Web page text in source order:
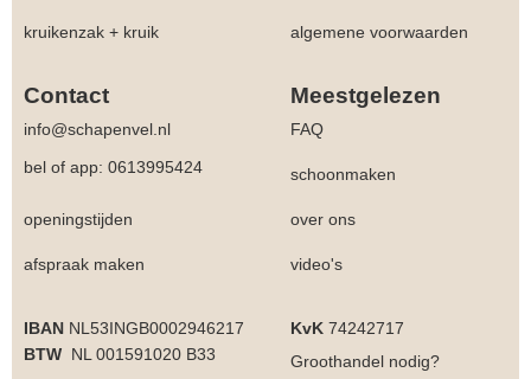
kruikenzak + kruik algemene voorwaarden
Contact Meestgelezen
info@schapenvel.nl
FAQ
bel of app: 0613995424
schoonmaken
openingstijden over ons
afspraak maken video's
IBAN NL53INGB0002946217 KvK 74242717
BTW NL 001591020 B33 Groothandel nodig?